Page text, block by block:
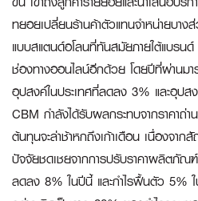
ทยอยเปลี่ยนร้านค้าตัวแทนจำหน่ายบาง
แบบสแตนด์อโลนที่ทันสมัยภายใต้แบรน
ช่องทางออนไลน์อีกด้วย โดยปีที่ผ่านม
อุปสงค์ในประเทศที่ลดลง 3% และอุป
CBM กำลังได้รับผลกระทบจากราคาถ่
ต้นทุนจะล่าช้าหกถึงเก้าเดือน เนื่องจาก
ปัจจัยชดเชยจากการปรับราคาผลิตภัณฑ์
ลดลง 8% ในปีนี้ และกำไรฟื้นตัว 5%